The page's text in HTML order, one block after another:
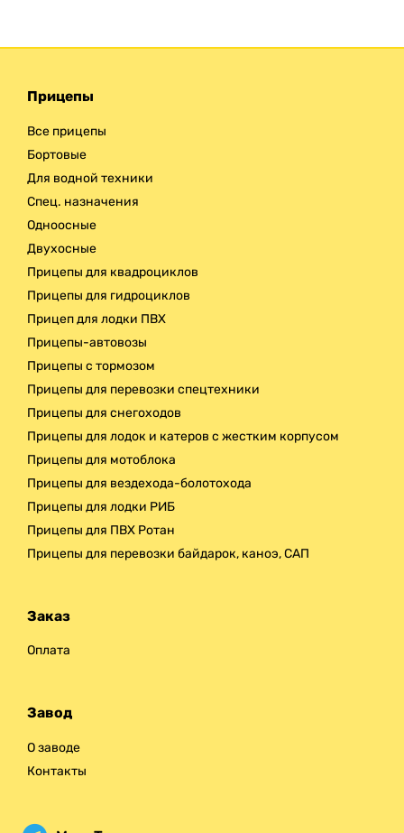
Прицепы
Все прицепы
Бортовые
Для водной техники
Спец. назначения
Одноосные
Двухосные
Прицепы для квадроциклов
Прицепы для гидроциклов
Прицеп для лодки ПВХ
Прицепы-автовозы
Прицепы с тормозом
Прицепы для перевозки спецтехники
Прицепы для снегоходов
Прицепы для лодок и катеров с жестким корпусом
Прицепы для мотоблока
Прицепы для вездехода-болотохода
Прицепы для лодки РИБ
Прицепы для ПВХ Ротан
Прицепы для перевозки байдарок, каноэ, САП
Заказ
Оплата
Завод
О заводе
Контакты